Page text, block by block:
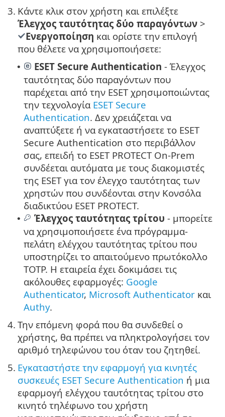
3. Κάντε κλικ στον χρήστη και επιλέξτε
Έλεγχος ταυτότητας δύο παραγόντων >
Ενεργοποίηση και ορίστε την επιλογή
που θέλετε να χρησιμοποιήσετε:
• ESET Secure Authentication - Έλεγχος
ταυτότητας δύο παραγόντων που
παρέχεται από την ESET χρησιμοποιώντας
την τεχνολογία ESET Secure
Authentication. Δεν χρειάζεται να
αναπτύξετε ή να εγκαταστήσετε το ESET
Secure Authentication στο περιβάλλον
σας, επειδή το ESET PROTECT On-Prem
συνδέεται αυτόματα με τους διακομιστές
της ESET για τον έλεγχο ταυτότητας των
χρηστών που συνδέονται στην Κονσόλα
διαδικτύου ESET PROTECT.
• Έλεγχος ταυτότητας τρίτου - μπορείτε
να χρησιμοποιήσετε ένα πρόγραμμα-
πελάτη ελέγχου ταυτότητας τρίτου που
υποστηρίζει το απαιτούμενο πρωτόκολλο
TOTP. Η εταιρεία έχει δοκιμάσει τις
ακόλουθες εφαρμογές: Google
Authenticator, Microsoft Authenticator και
Authy.
4. Την επόμενη φορά που θα συνδεθεί ο
χρήστης, θα πρέπει να πληκτρολογήσει τον
αριθμό τηλεφώνου του όταν του ζητηθεί.
5. Εγκαταστήστε την εφαρμογή για κινητές
συσκευές ESET Secure Authentication ή μια
εφαρμογή ελέγχου ταυτότητας τρίτου στο
κινητό τηλέφωνο του χρήστη